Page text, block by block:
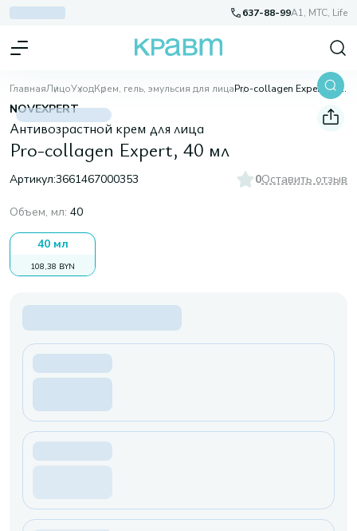
637-88-99A1, МТС, Life
ГлавнаяЛицоУходКрем, гель, эмульсия для лица Pro-collagen Expert, 40 мл
NOVEXPERT
Антивозрастной крем для лица
Pro-collagen Expert, 40 мл
Артикул:3661467000353 0Оставить отзыв
Объем, мл: 40
40 мл
108,38 BYN